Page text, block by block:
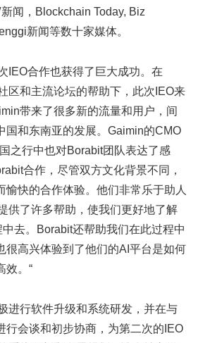
闻，Blockchain Today, Biz
新闻等数十家媒体。
IEO合作也获得了巨大成功。在
区和主流论坛的帮助下，此次IEO来
带来了很多新的流量和用户，间
国和东南亚的发展。Gaimin的CMO
之行中也对Borabit团队表达了感
合作，尽管双方文化背景不同，
愉快的合作体验。他们非常乐于助人
供了许多帮助，使我们更好地了解
去。Borabit还帮助我们在此过程中
很高兴体验到了他们的AI平台是如何
效。“
进行软件升级和系统研发，并在与
行会谈和初步协商，为第二次的IEO